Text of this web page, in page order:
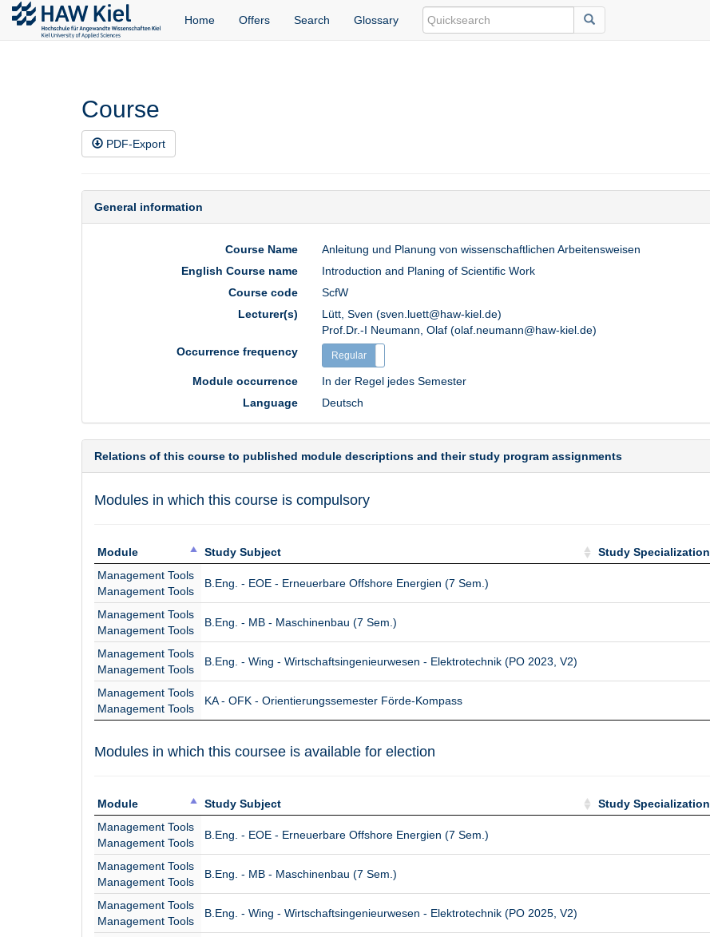
Home Offers Search Glossary
Course
PDF-Export
General information
Course Name
Anleitung und Planung von wissenschaftlichen Arbeitensweisen
English Course name
Introduction and Planing of Scientific Work
Course code
ScfW
Lecturer(s)
Lütt, Sven (sven.luett@haw-kiel.de)
Prof.Dr.-I Neumann, Olaf (olaf.neumann@haw-kiel.de)
Occurrence frequency
Regular
Module occurrence
In der Regel jedes Semester
Language
Deutsch
Relations of this course to published module descriptions and their study program assignments
Modules in which this course is compulsory
Module Study Subject Study Specialization
Module
Management Tools
Management Tools
B.Eng. - EOE - Erneuerbare Offshore Energien (7 Sem.)
Management Tools
Management Tools
B.Eng. - MB - Maschinenbau (7 Sem.)
Management Tools
Management Tools
B.Eng. - Wing - Wirtschaftsingenieurwesen - Elektrotechnik (PO 2023, V2)
Management Tools
Management Tools
KA - OFK - Orientierungssemester Förde-Kompass
Modules in which this coursee is available for election
Module Study Subject Study Specialization
Module
Management Tools
Management Tools
B.Eng. - EOE - Erneuerbare Offshore Energien (7 Sem.)
Management Tools
Management Tools
B.Eng. - MB - Maschinenbau (7 Sem.)
Management Tools
Management Tools
B.Eng. - Wing - Wirtschaftsingenieurwesen - Elektrotechnik (PO 2025, V2)